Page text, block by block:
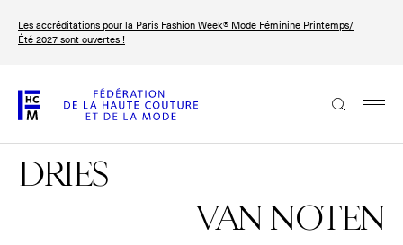
contenu
Les accréditations pour la Paris Fashion Week® Mode Féminine Printemps/
Été 2027 sont ouvertes !
DRIES
VAN NOTEN
FRANÇAIS ENGLISH
La Fédération
Paris Fashion Week®